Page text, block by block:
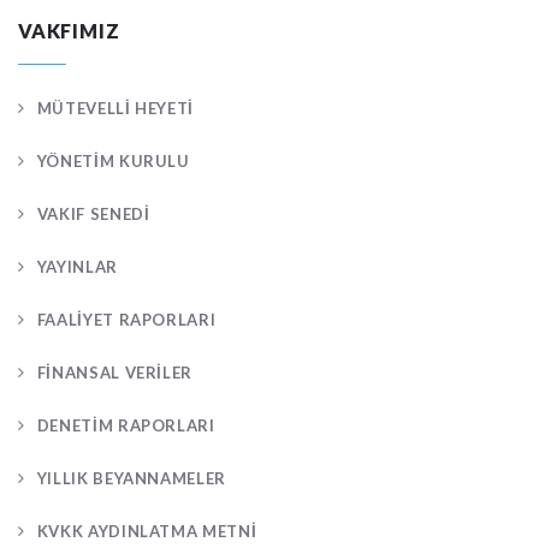
VAKFIMIZ
MÜTEVELLİ HEYETİ
YÖNETİM KURULU
VAKIF SENEDİ
YAYINLAR
FAALİYET RAPORLARI
FİNANSAL VERİLER
DENETİM RAPORLARI
YILLIK BEYANNAMELER
KVKK AYDINLATMA METNİ